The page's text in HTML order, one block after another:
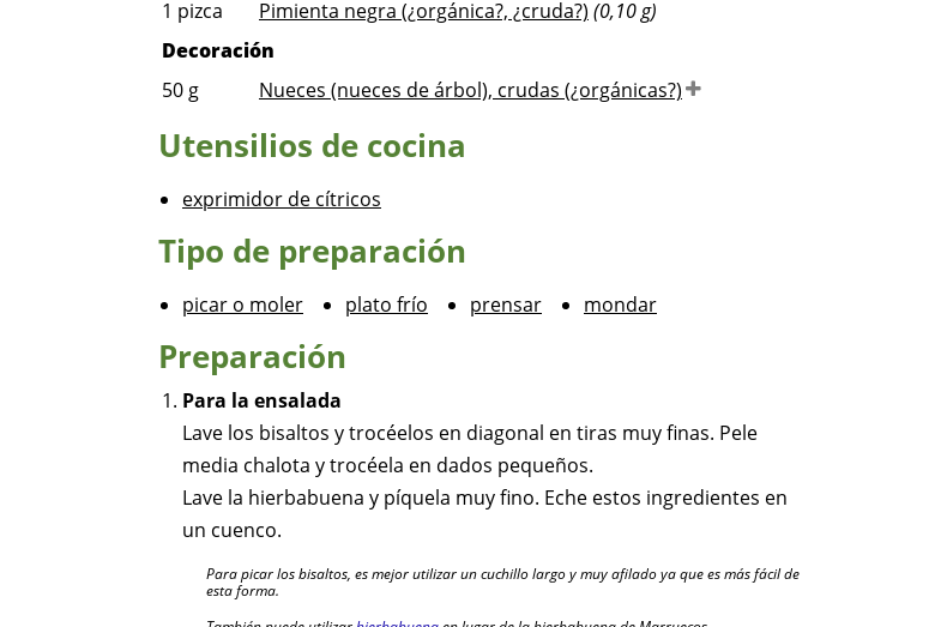
1 pizca Pimienta negra (¿orgánica?, ¿cruda?) (0,10 g)
Decoración
50 g Nueces (nueces de árbol), crudas (¿orgánicas?)
Utensilios de cocina
exprimidor de cítricos
Tipo de preparación
picar o moler plato frío prensar mondar
Preparación
Para la ensalada
Lave los bisaltos y trocéelos en diagonal en tiras muy finas. Pele
media chalota y trocéela en dados pequeños.
Lave la hierbabuena y píquela muy fino. Eche estos ingredientes en
un cuenco.
Para picar los bisaltos, es mejor utilizar un cuchillo largo y muy afilado ya que es más fácil de
esta forma.